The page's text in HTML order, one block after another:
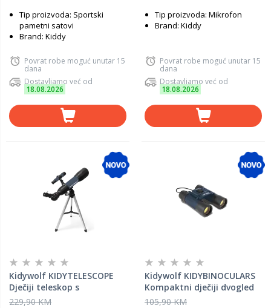
Tip proizvoda: Sportski
pametni satovi
Brand: Kiddy
Povrat robe moguć unutar 15
dana
Dostavljamo već od
18.08.2026
Tip proizvoda: Mikrofon
Brand: Kiddy
Povrat robe moguć unutar 15
dana
Dostavljamo već od
18.08.2026
Kidywolf KIDYTELESCOPE
Dječiji teleskop s
tronošcem – Blue
229,90 KM
Kidywolf KIDYBINOCULARS
Kompaktni dječiji dvogled
10x25 – Blue
105,90 KM